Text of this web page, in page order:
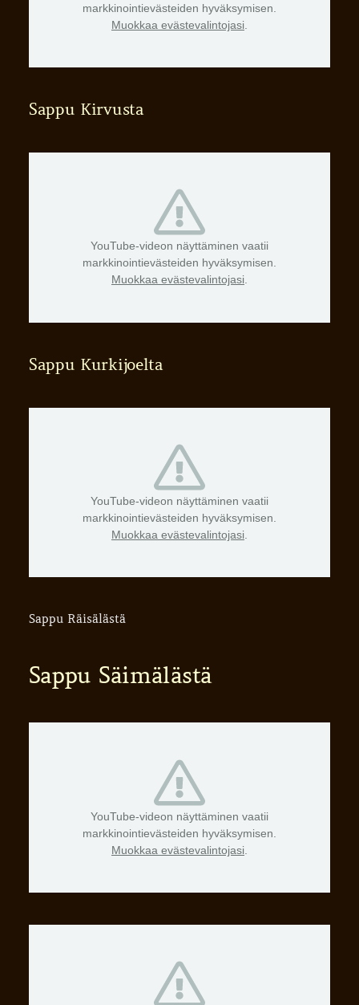
markkinointievästeiden hyväksymisen.
Muokkaa evästevalintojasi
Sappu Kirvusta
YouTube-videon näyttäminen vaatii
markkinointievästeiden hyväksymisen.
Muokkaa evästevalintojasi.
Sappu Kurkijoelta
YouTube-videon näyttäminen vaatii
markkinointievästeiden hyväksymisen.
Muokkaa evästevalintojasi
Sappu Räisälästä
Sappu Säimälästä
YouTube-videon näyttäminen vaatii
markkinointievästeiden hyväksymisen.
Muokkaa evästevalintojasi